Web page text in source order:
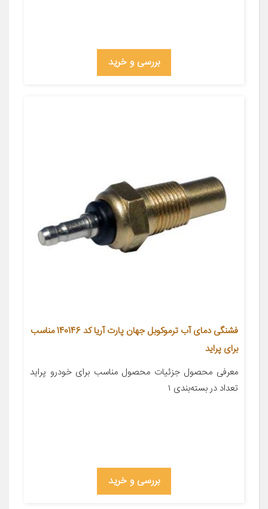
بررسی و خرید
فشنگی دمای آب ترموکوبل جهان پارت آریا کد 140146 مناسب
برای پراید
معرفی محصول جزئیات محصول مناسب برای خودرو پراید
تعداد در بسته‌بندی ۱
بررسی و خرید